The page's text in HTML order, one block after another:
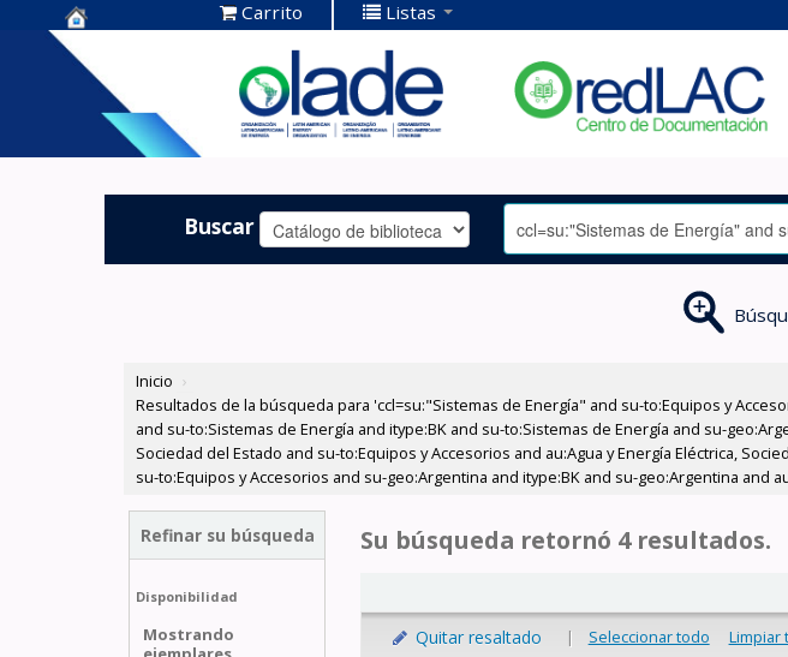
Centro de
Documentación
OLADE -
Carrito Listas
Buscar
Inicio ›
Resultados de la búsqueda para 'ccl=su:"Sistemas de Energía" and su-to:Equipos y
and su-to:Sistemas de Energía and itype:BK and su-to:Sistemas de Energía and su-
Sociedad del Estado and su-to:Equipos y Accesorios and au:Agua y Energía Eléctrica,
su-to:Equipos y Accesorios and su-geo:Argentina and itype:BK and su-geo:Argentina and
Refinar su búsqueda
Disponibilidad
Mostrando
Su búsqueda retornó 4 resultados.
Quitar resaltado | Seleccionar todo Limpiar